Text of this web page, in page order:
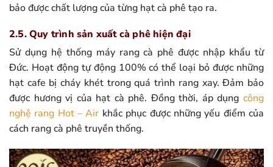
bảo được chất lượng của từng hạt cà phê tạo ra.
2.5. Quy trình sản xuất cà phê hiện đại
Sử dụng hệ thống máy rang cà phê được nhập khẩu từ
Đức. Hoạt động tự động 100% có thể loại bỏ được những
hạt cafe bị cháy khét trong quá trình rang xay. Đảm bảo
được hương vị của hạt cà phê. Đồng thời, áp dụng công
nghệ rang Hot – Air khắc phục được những yếu điểm của
cách rang cà phê truyền thống.